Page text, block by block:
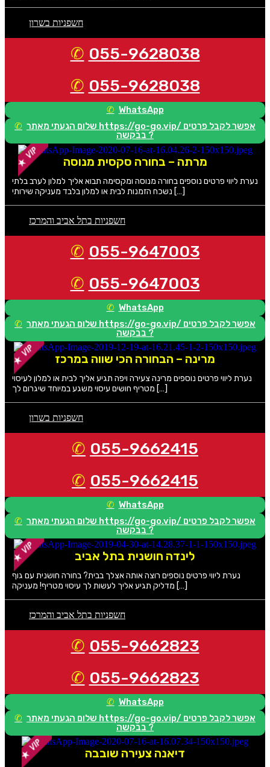
חשפניות בשרון
055-9628038
055-9628038
WhatsApp
שלום הגעתי מאתר https://go-go.vip/ אפשר לקבל פרטים
בבקשה ?
מרתה – בחורה סקסית מנוסה
נערת ליווי פרטים נוספים בחורה מנוסה ומקסימה תבוא אליך למלון לערב בלתי
נשכח הזמנות לבית או למלון בלבד מעניקה שירותי […]
חשפניות בתל אביב והמרכז
055-9647003
055-9647003
WhatsApp
שלום הגעתי מאתר https://go-go.vip/ אפשר לקבל פרטים
בבקשה ?
מרינה – הבחורה הכי שווה במרכז
נערת ליווי פרטים נוספים מרינה צעירה ויפה תגיע אליך לבית או למלון לעיסוי
מטריף חושים עיסוי משגע במיוחד שיגרום לך […]
חשפניות בשרון
055-9662415
055-9662415
WhatsApp
שלום הגעתי מאתר https://go-go.vip/ אפשר לקבל פרטים
בבקשה ?
לינדה חושנית בתל אביב
נערת ליווי פרטים נוספים רוצה אותה אצלך בבית? בחורה חושנית עם גוף
מדליק תגיע אליך לעשות לך עיסוי מטריף! מעניקה […]
חשפניות בתל אביב והמרכז
055-9662823
055-9662823
WhatsApp
שלום הגעתי מאתר https://go-go.vip/ אפשר לקבל פרטים
בבקשה ?
דיאנה צעירה שובבה